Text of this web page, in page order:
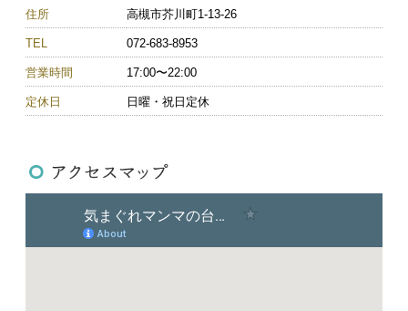
住所 高槻市芥川町1-13-26
TEL 072-683-8953
営業時間 17:00〜22:00
定休日 日曜・祝日定休